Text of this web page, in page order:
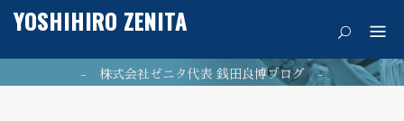
Skip
content
YOSHIHIRO ZENITA痛みを希望に
- 株式会社ゼニタ代表 銭田良博ブログ -